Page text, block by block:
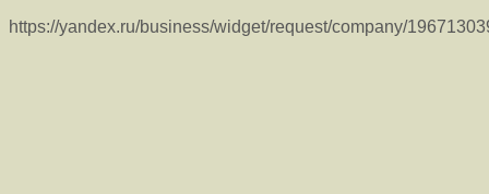
https://yandex.ru/business/widget/request/company/